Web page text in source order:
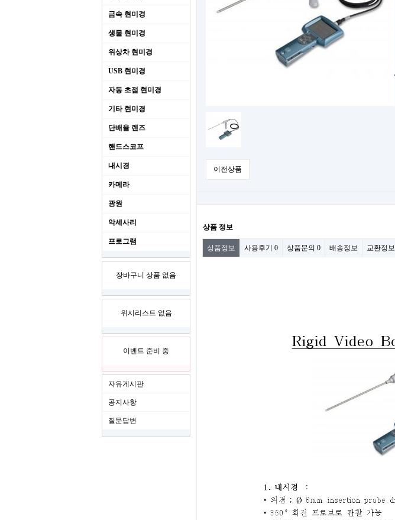
금속 현미경
생물 현미경
위상차 현미경
USB 현미경
자동 초점 현미경
기타 현미경
단배율 렌즈
핸드스코프
내시경
카메라
광원
악세사리
프로그램
장바구니 상품 없음
위시리스트 없음
이벤트 준비 중
자유게시판
공지사항
질문답변
이전상품
상품 정보
상품정보 사용후기 0 상품문의 0 배송정보 교환정보